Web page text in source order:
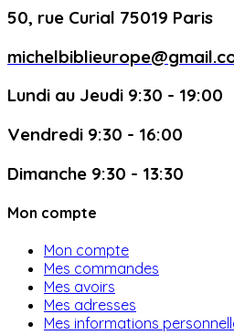
50, rue Curial 75019 Paris
Lundi au Jeudi 9:30 - 19:00
Vendredi 9:30 - 16:00
Dimanche 9:30 - 13:30
Mon compte
Mon compte
Mes commandes
Mes avoirs
Mes adresses
Mes informations